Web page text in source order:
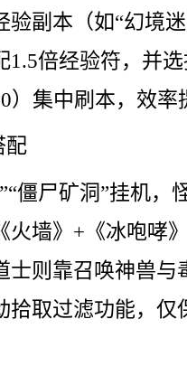
副本（如“幻境
1.5倍经验符，并
）集中刷本，效率
配
僵尸矿洞”挂机，
火墙》+《冰咆哮
士则靠召唤神兽与
拾取过滤功能，仅